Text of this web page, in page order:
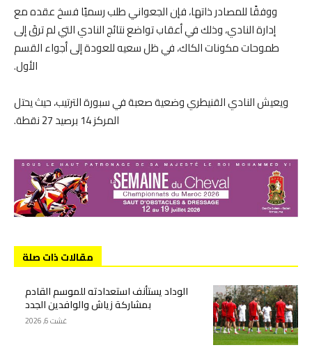
ووفقًا للمصادر ذاتها، فإن الجعواني طلب رسميًا فسخ عقده مع
إدارة النادي، وذلك في أعقاب تواضع نتائج النادي التي لم ترقَ إلى
طموحات مكونات الكاك، في ظل سعيه للعودة إلى أجواء القسم
الأول.
ويعيش النادي القنيطري وضعية صعبة في سبورة الترتيب، حيث يحتل
المركز 14 برصيد 27 نقطة.
مقالات ذات صلة
الوداد يستأنف استعدادته للموسم القادم
بمشاركة زياش والوافدين الجدد
غشت 6, 2026